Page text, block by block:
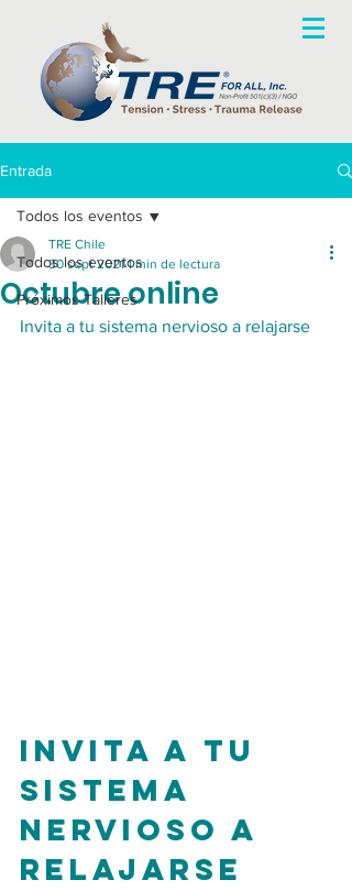
Entrada
Todos los eventos
Próximos Talleres
Todos los eventos
Octubre online
TRE Chile
30 sept 2021 1 min de lectura
Invita a tu sistema nervioso a relajarse
Invita a tu
sistema
nervioso a
relajarse